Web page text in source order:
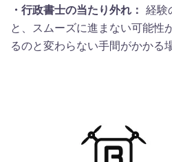
・行政書士の当たり外れ： 経験
と、スムーズに進まない可能性
るのと変わらない手間がかかる